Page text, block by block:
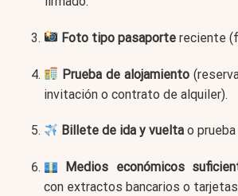
Foto tipo pasaporte reciente
Prueba de alojamiento
invitación o contrato de alquiler).
Billete de ida y vuelta o
Medios económicos
con extractos bancarios o